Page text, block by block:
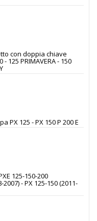
con doppia chiave
- 125 PRIMAVERA - 150
PX 125 - PX 150 P 200 E
125-150-200
- PX 125-150 (2011-